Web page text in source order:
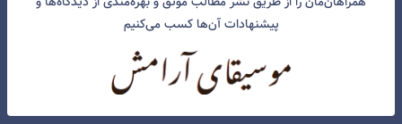
پیشنهادات آن‌ها کسب می‌کنیم